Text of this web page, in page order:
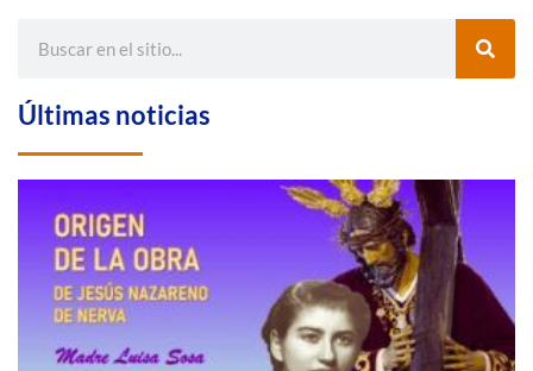
Últimas noticias